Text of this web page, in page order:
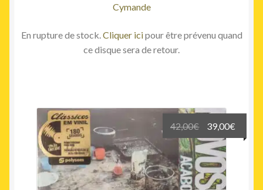
Cymande
En rupture de stock. Cliquer icipour être prévenu quand
ce disque sera de retour.
42,00€
Le
prix
initial
était :
42,00€.
39,00€
prix